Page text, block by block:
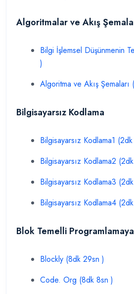
Algoritmalar ve Akış
Bilgi İşlemsel Düşünmenin
)
Algoritma ve Akış
Bilgisayarsız Kodlama
Bilgisayarsız Kodlama1
Bilgisayarsız Kodlama2
Bilgisayarsız Kodlama3
Bilgisayarsız Kodlama4
Blok Temelli
Blockly (8dk 29sn )
Code. Org (8dk 8sn )